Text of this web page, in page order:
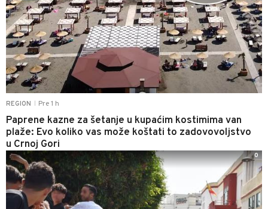
REGION Pre 1 h
Paprene kazne za šetanje u kupaćim kostimima van
plaže: Evo koliko vas može koštati to zadovovoljstvo
u Crnoj Gori
0